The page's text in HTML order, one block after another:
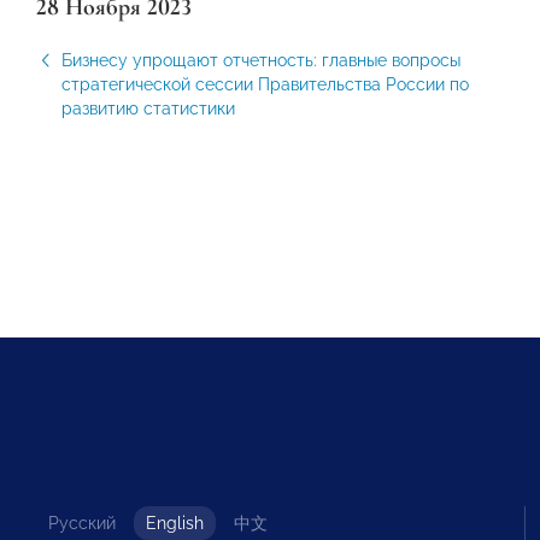
28 Ноября 2023
Бизнесу упрощают отчетность: главные вопросы
стратегической сессии Правительства России по
развитию статистики
Русский English 中文